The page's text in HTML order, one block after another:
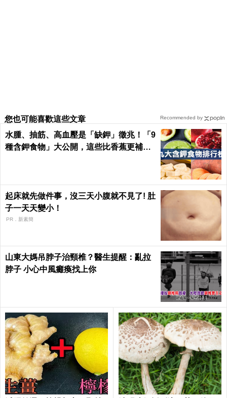
您也可能喜歡這些文章
水腫、抽筋、高血壓是「缺鉀」徵兆！「9
種含鉀食物」大公開，這些比香蕉更補鉀
起床就先做件事，沒三天小腹就不見了! 肚
子一天天變小！
PR．新素簡
山東大媽吊脖子治頸椎？醫生提醒：亂拉
脖子 小心中風癱瘓找上你
Recommended by